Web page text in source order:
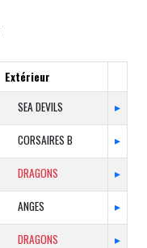
Extérieur
SEA DEVILS ▸
CORSAIRES B ▸
DRAGONS ▸
ANGES ▸
DRAGONS ▸